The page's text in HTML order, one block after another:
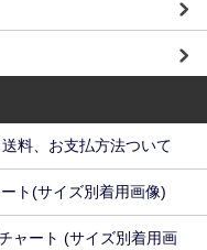
料、お支払方法ついて
ト(サイズ別着用画像)
ャート (サイズ別着用画